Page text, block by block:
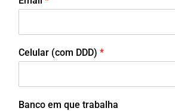
Celular (com DDD) *
Banco em que trabalha